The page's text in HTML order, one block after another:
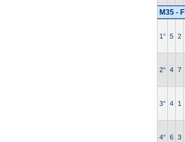
M35 - F
1° 5 2
2° 4 7
3° 4 1
4° 6 3